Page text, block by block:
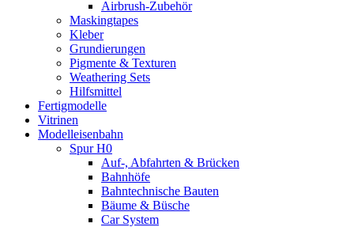
Airbrush-Zubehör
Maskingtapes
Kleber
Grundierungen
Pigmente & Texturen
Weathering Sets
Hilfsmittel
Fertigmodelle
Vitrinen
Modelleisenbahn
Spur H0
Auf-, Abfahrten & Brücken
Bahnhöfe
Bahntechnische Bauten
Bäume & Büsche
Car System